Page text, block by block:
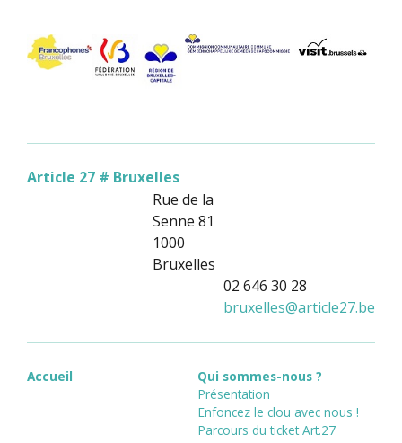
Article 27 # Bruxelles
Rue de la
Senne 81
1000
Bruxelles
02 646 30 28
bruxelles@article27.be
Accueil
Qui sommes-nous ?
Présentation
Enfoncez le clou avec nous !
Parcours du ticket Art.27